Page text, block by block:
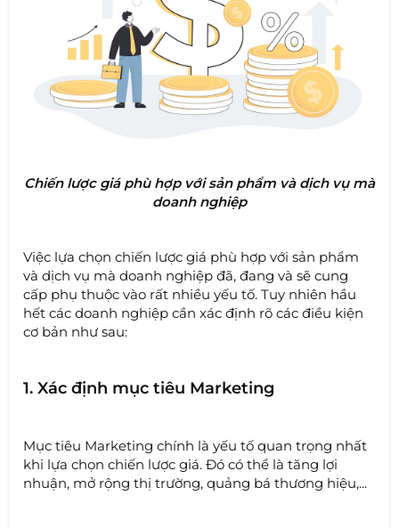
Chiến lược giá phù hợp với sản phẩm và dịch vụ mà
doanh nghiệp
Việc lựa chọn chiến lược giá phù hợp với sản phẩm
và dịch vụ mà doanh nghiệp đã, đang và sẽ cung
cấp phụ thuộc vào rất nhiều yếu tố. Tuy nhiên hầu
hết các doanh nghiệp cần xác định rõ các điều kiện
cơ bản như sau:
1. Xác định mục tiêu Marketing
Mục tiêu Marketing chính là yếu tố quan trọng nhất
khi lựa chọn chiến lược giá. Đó có thể là tăng lợi
nhuận, mở rộng thị trường, quảng bá thương hiệu,...